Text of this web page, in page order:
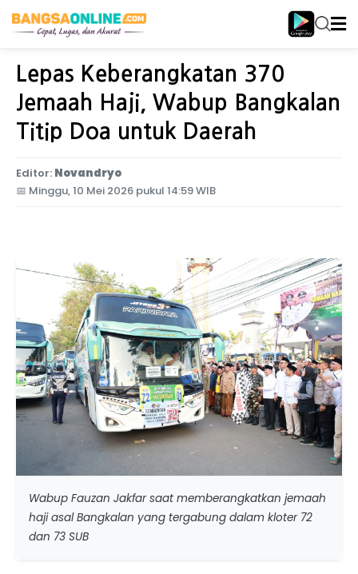
Home Jawa Timur
Lepas Keberangkatan 370
Jemaah Haji, Wabup Bangkalan
Titip Doa untuk Daerah
Editor: Novandryo
📅 Minggu, 10 Mei 2026 pukul 14:59 WIB
Wabup Fauzan Jakfar saat memberangkatkan jemaah
haji asal Bangkalan yang tergabung dalam kloter 72
dan 73 SUB